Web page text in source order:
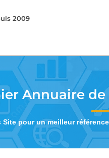
2009
Annuaire
Site pour un meilleur